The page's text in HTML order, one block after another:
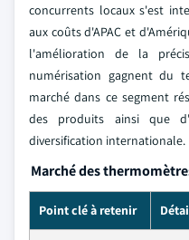
concurrents locaux s'est
aux coûts d'APAC et
l'amélioration de la
numérisation gagnent du
marché dans ce segment
des produits ainsi que
diversification internationale.
Marché des
Point clé à retenir